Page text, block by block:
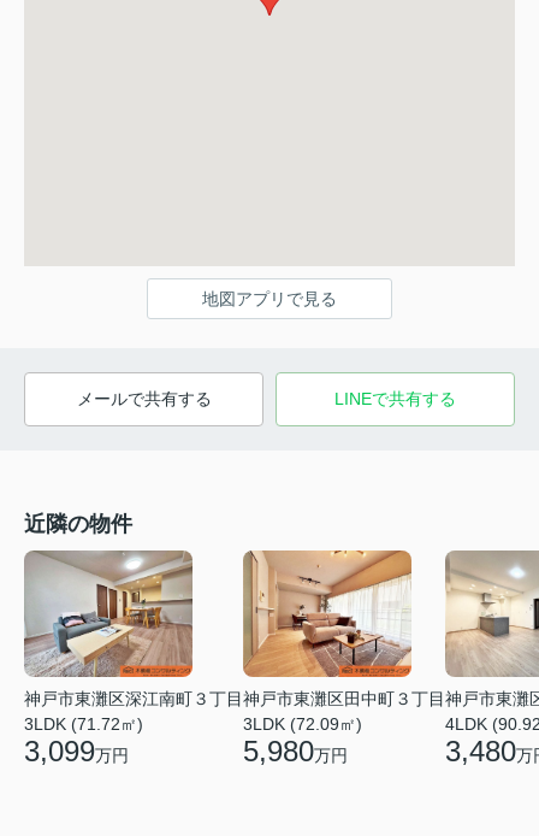
地図アプリで見る
メールで共有する LINEで共有する
近隣の物件
神戸市東灘区深江南町３丁目
3LDK (71.72㎡)
3,099万円
神戸市東灘区田中町３丁目
3LDK (72.09㎡)
5,980万円
神戸市東灘
4LDK
3,480万